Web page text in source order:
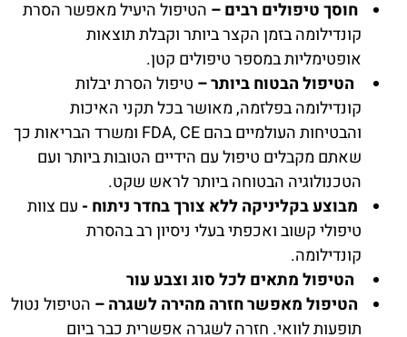
חוסך טיפולים רבים – הטיפול היעיל מאפשר הסרת
קונדילומה בזמן הקצר ביותר וקבלת תוצאות
אופטימליות במספר טיפולים קטן.
הטיפול הבטוח ביותר – טיפול הסרת יבלות
קונדילומה בפלזמה, מאושר בכל תקני האיכות
והבטיחות העולמיים בהם FDA, CE ומשרד הבריאות כך
שאתם מקבלים טיפול עם הידיים הטובות ביותר ועם
הטכנולוגיה הבטוחה ביותר לראש שקט.
מבוצע בקליניקה ללא צורך בחדר ניתוח - עם צוות
טיפולי קשוב ואכפתי בעלי ניסיון רב בהסרת
קונדילומה.
הטיפול מתאים לכל סוג וצבע עור
הטיפול מאפשר חזרה מהירה לשגרה – הטיפול נטול
תופעות לוואי. חזרה לשגרה אפשרית כבר ביום